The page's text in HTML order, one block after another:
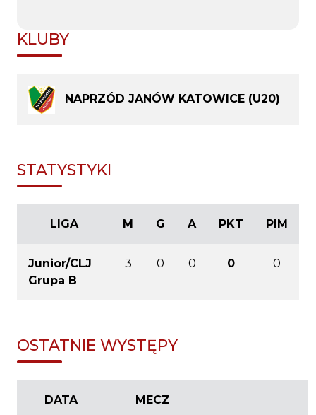
KLUBY
NAPRZÓD JANÓW KATOWICE (U20)
STATYSTYKI
LIGA M G A PKT PIM
Junior/CLJ
Grupa B
3 0 0 0 0
OSTATNIE WYSTĘPY
DATA MECZ